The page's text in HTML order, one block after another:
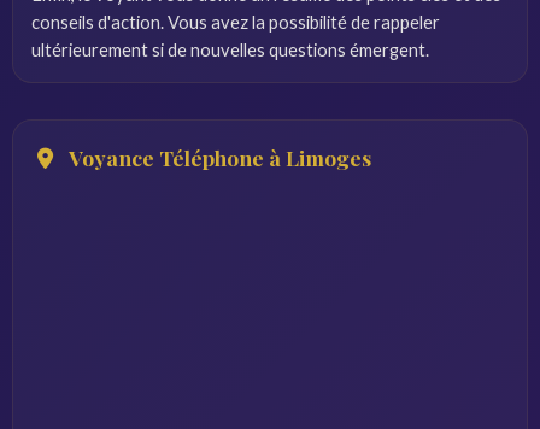
conseils d'action. Vous avez la possibilité de rappeler
ultérieurement si de nouvelles questions émergent.
Voyance Téléphone à Limoges